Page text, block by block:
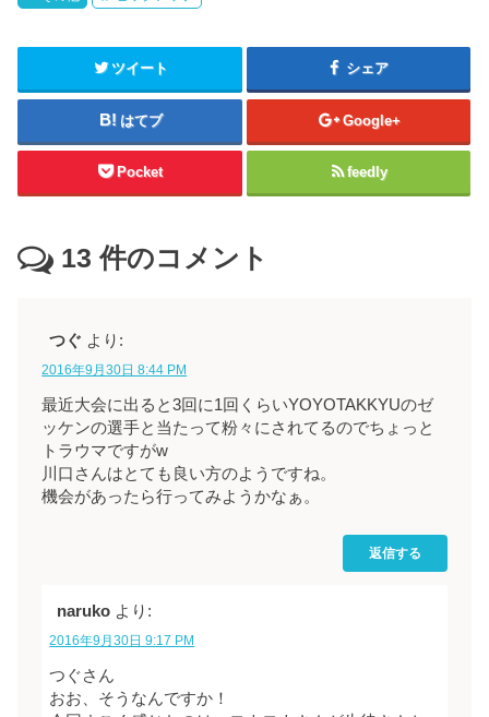
ツイート シェア
はてブ Google+
Pocket feedly
13 件のコメント
つぐ より:
2016年9月30日 8:44 PM
最近大会に出ると3回に1回くらいYOYOTAKKYUのゼ
ッケンの選手と当たって粉々にされてるのでちょっと
トラウマですがw
川口さんはとても良い方のようですね。
機会があったら行ってみようかなぁ。
返信する
naruko より:
2016年9月30日 9:17 PM
つぐさん
おお、そうなんですか！